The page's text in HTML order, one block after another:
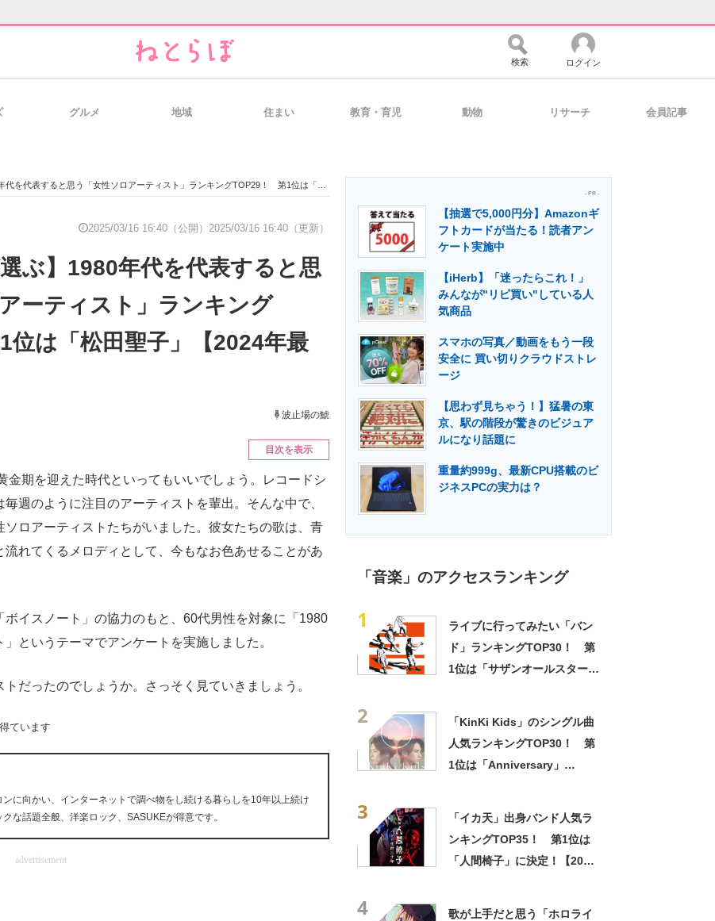
経営リーダーのコミュニティ マーケ×ITの今がよく分かる
製造業のIT導入・活用を支援
クス専門サイト エネルギーの専門メディア 建設×テクノロジーの最前線
検索 ログイン
グルメ 地域 住まい 教育・育児 動物 リサーチ 会員記事
すると思う「女性ソロアーティスト」ランキングTOP29！ 第1位は「松田聖子」【2024年最新調査結果】
2025/03/16 16:40（公開） 2025/03/16 16:40（更新）
選ぶ】1980年代を代表すると思
ーティスト」ランキング
は「松田聖子」【2024年最
波止場の鯱
目次を表示
期を迎えた時代といってもいいでしょう。レコードシ
週のように注目のアーティストを輩出。そんな中で、
ロアーティストたちがいました。彼女たちの歌は、青
れてくるメロディとして、今もなお色あせることがあ
イスノート」の協力のもと、60代男性を対象に「1980
というテーマでアンケートを実施しました。
だったのでしょうか。さっそく見ていきましょう。
ています
に向かい、インターネットで調べ物をし続ける暮らしを10年以上続け
な話題全般、洋楽ロック、SASUKEが得意です。
advertisement
- PR -
【抽選で5,000円分】Amazonギ
フトカードが当たる！読者アン
ケート実施中
【iHerb】「迷ったらこれ！」
みんなが"リピ買い"している人
気商品
スマホの写真／動画をもう一段
安全に 買い切りクラウドストレ
ージ
【思わず見ちゃう！】猛暑の東
京、駅の階段が驚きのビジュア
ルになり話題に
重量約999g、最新CPU搭載のビ
ジネスPCの実力は？
「音楽」のアクセスランキング
1
ライブに行ってみたい「バン
ド」ランキングTOP30！ 第
1位は「サザンオールスター
2
「KinKi Kids」のシングル曲
人気ランキングTOP30！ 第
1位は「Anniversary」
3
「イカ天」出身バンド人気ラ
ンキングTOP35！ 第1位は
「人間椅子」に決定！【2022
4
歌が上手だと思う「ホロライ